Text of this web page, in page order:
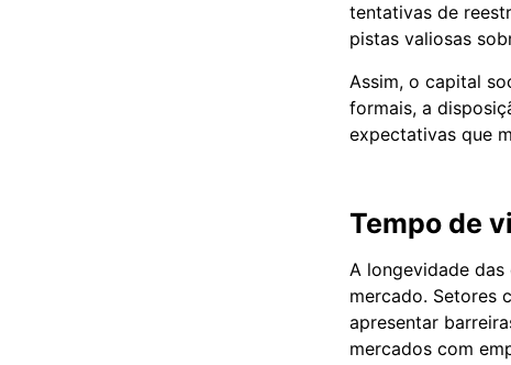
tentativas de
pistas valiosas
Assim, o capital
formais, a
expectativas que
Tempo de
A longevidade
mercado. Setores
apresentar
mercados com